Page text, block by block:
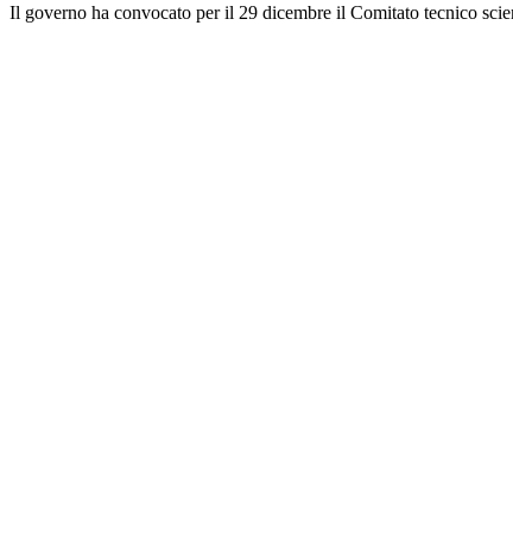
Il governo ha convocato per il 29 dicembre il Comitato tecnico